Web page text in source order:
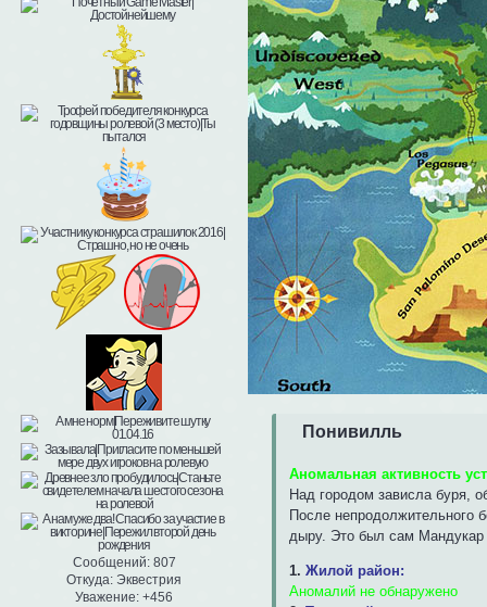
Сообщений:807
Откуда: Эквестрия
Уважение: +456
Понивилль
Аномальная активность
Над городом зависла буря,
После непродолжительного
дыру. Это был сам Мандукар
1. Жилой район:
Аномалий не обнаружено